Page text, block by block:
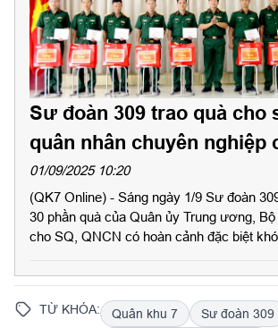
Sư đoàn 309 trao quà cho
quân nhân chuyên nghiệp
cảnh khó khăn
01/09/2025 10:20
(QK7 Online) - Sáng ngày 1/9 Sư đoàn
30 phần quà của Quân ủy Trung ương,
cho SQ, QNCN có hoàn cảnh đặc biệt
Tám thành công (19/8/1945 - 19/8/2025)
Vũ Văn Tám, Chính uỷ Sư đoàn dự và chủ
TỪ KHÓA: Quân khu 7
Sư đoàn 309